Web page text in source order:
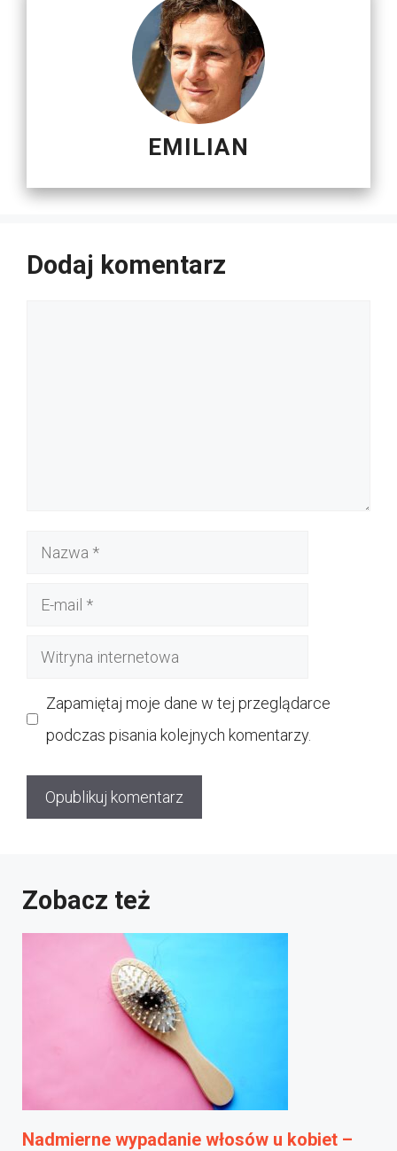
EMILIAN
Dodaj komentarz
Nazwa
Witryna
Zapamiętaj moje dane w tej przeglądarce
podczas pisania kolejnych komentarzy.
Zobacz też
Nadmierne wypadanie włosów u kobiet –